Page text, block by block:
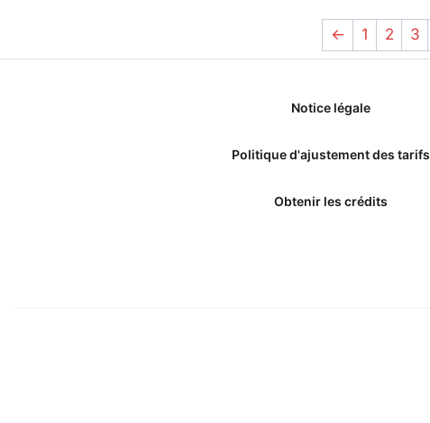
← 1 2 3
Notice légale
Politique d'ajustement des tarifs
Obtenir les crédits